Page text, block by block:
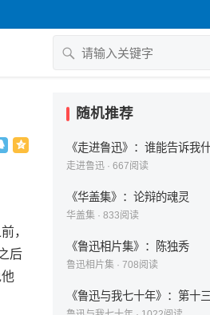
，
后
随机推荐
《走进鲁迅》：谁能告诉我什
走进鲁迅 · 667阅读
《华盖集》：论辩的魂灵
华盖集 · 833阅读
《鲁迅相片集》：陈独秀
鲁迅相片集 · 708阅读
《鲁迅与我七十年》：第